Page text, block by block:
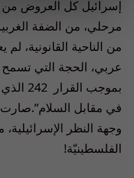
إسرائيل كل العروض من
مرحلي، من الضفة
من الناحية القانونية،
عربي، الحجة التي تسمح
بموجب
في مقابل
وجهة النظر
الفلسطينيّة!